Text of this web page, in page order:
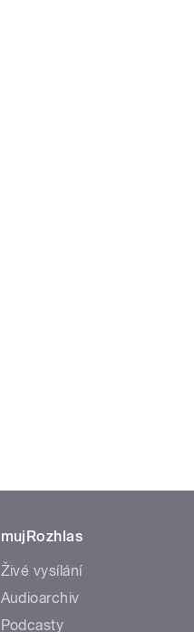
mujRozhlas
Živé vysílání
Audioarchiv
Podcasty